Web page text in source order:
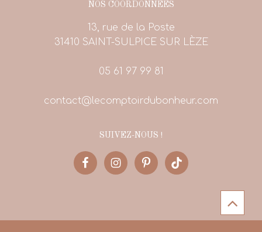
NOS COORDONNÉES
13, rue de la Poste
31410 SAINT-SULPICE SUR LÈZE
05 61 97 99 81
contact@lecomptoirdubonheur.com
SUIVEZ-NOUS !